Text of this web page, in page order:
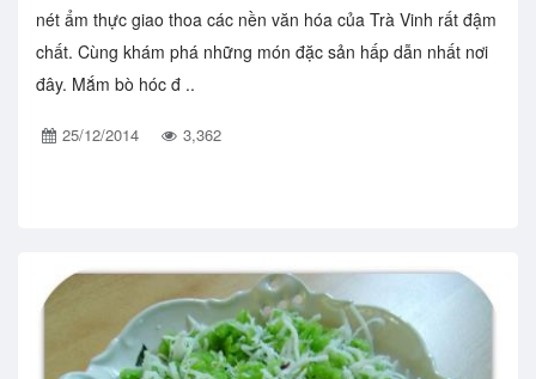
nét ẩm thực giao thoa các nền văn hóa của Trà Vinh rất đậm
chất. Cùng khám phá những món đặc sản hấp dẫn nhất nơi
đây. Mắm bò hóc đ ..
25/12/2014 3,362